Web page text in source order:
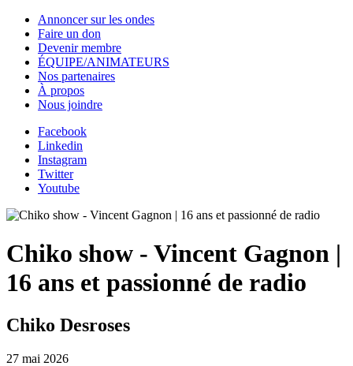
Annoncer sur les ondes
Faire un don
Devenir membre
ÉQUIPE/ANIMATEURS
Nos partenaires
À propos
Nous joindre
Facebook
Linkedin
Instagram
Twitter
Youtube
Chiko show - Vincent Gagnon |
16 ans et passionné de radio
Chiko Desroses
27 mai 2026